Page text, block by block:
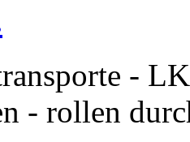
-
- rollen